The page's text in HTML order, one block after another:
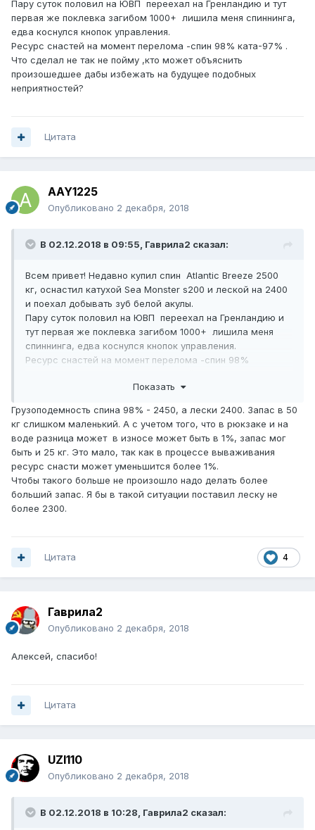
Пару суток половил на ЮВП переехал на Гренландию и тут
первая же поклевка загибом 1000+ лишила меня спиннинга,
едва коснулся кнопок управления.
Ресурс снастей на момент перелома -спин 98% ката-97% .
Что сделал не так не пойму ,кто может объяснить
произошедшее дабы избежать на будущее подобных
неприятностей?
Цитата
AAY1225
Опубликовано 2 декабря, 2018
В 02.12.2018 в 09:55, Гаврила2 сказал:
Всем привет! Недавно купил спин Atlantic Breeze 2500
кг, оснастил катухой Sea Monster s200 и леской на 2400
и поехал добывать зуб белой акулы.
Пару суток половил на ЮВП переехал на Гренландию и
тут первая же поклевка загибом 1000+ лишила меня
спиннинга, едва коснулся кнопок управления.
Ресурс снастей на момент перелома -спин 98%
объяснить произошедшее дабы избежать на будущее
Показать
Грузоподемность спина 98% - 2450, а лески 2400. Запас в 50
кг слишком маленький. А с учетом того, что в рюкзаке и на
воде разница может в износе может быть в 1%, запас мог
быть и 25 кг. Это мало, так как в процессе вываживания
ресурс снасти может уменьшится более 1%.
Чтобы такого больше не произошло надо делать более
больший запас. Я бы в такой ситуации поставил леску не
более 2300.
4
Цитата
Гаврила2
Опубликовано 2 декабря, 2018
Алексей, спасибо!
Цитата
UZI110
Опубликовано 2 декабря, 2018
В 02.12.2018 в 10:28, Гаврила2 сказал: